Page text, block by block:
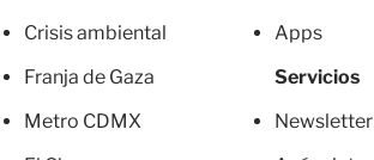
Crisis ambiental
Franja de Gaza
Metro CDMX
Apps
Servicios
Newsletter